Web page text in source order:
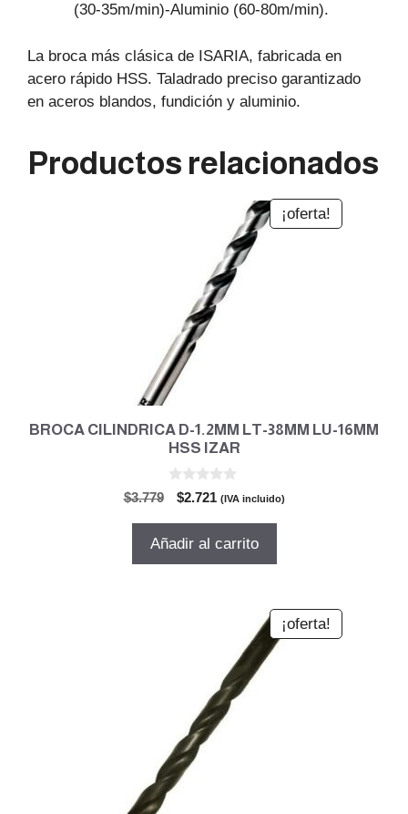
(30-35m/min)-Aluminio (60-80m/min).
La broca más clásica de ISARIA, fabricada en
acero rápido HSS. Taladrado preciso garantizado
en aceros blandos, fundición y aluminio.
Productos relacionados
¡oferta!
BROCA CILINDRICA D-1.2MM LT-38MM LU-16MM
HSS IZAR
$3.779
El
original
$2.721 El
actual
(IVA incluido)
Añadir al carrito
¡oferta!